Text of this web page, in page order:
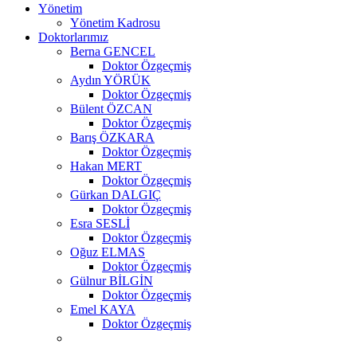
Yönetim
Yönetim Kadrosu
Doktorlarımız
Berna GENCEL
Doktor Özgeçmiş
Aydın YÖRÜK
Doktor Özgeçmiş
Bülent ÖZCAN
Doktor Özgeçmiş
Barış ÖZKARA
Doktor Özgeçmiş
Hakan MERT
Doktor Özgeçmiş
Gürkan DALGIÇ
Doktor Özgeçmiş
Esra SESLİ
Doktor Özgeçmiş
Oğuz ELMAS
Doktor Özgeçmiş
Gülnur BİLGİN
Doktor Özgeçmiş
Emel KAYA
Doktor Özgeçmiş